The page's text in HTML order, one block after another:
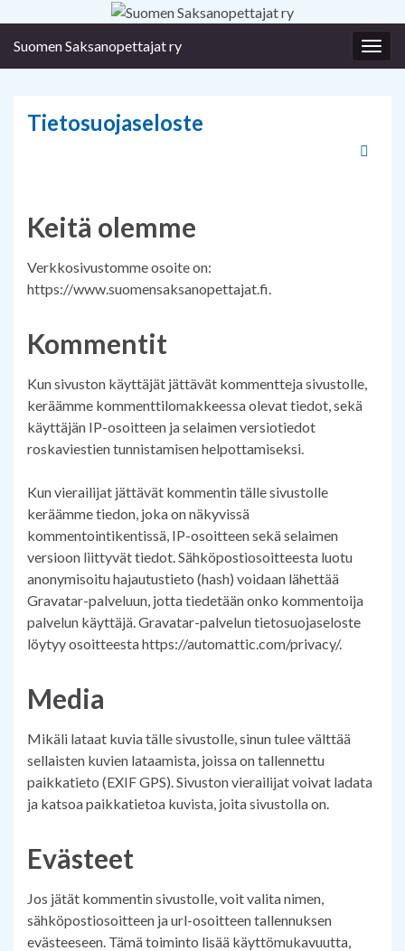
Suomen Saksanopettajat ry
Tietosuojaseloste
Keitä olemme
Verkkosivustomme osoite on:
https://www.suomensaksanopettajat.fi.
Kommentit
Kun sivuston käyttäjät jättävät kommentteja sivustolle,
keräämme kommenttilomakkeessa olevat tiedot, sekä
käyttäjän IP-osoitteen ja selaimen versiotiedot
roskaviestien tunnistamisen helpottamiseksi.
Kun vierailijat jättävät kommentin tälle sivustolle
keräämme tiedon, joka on näkyvissä
kommentointikentissä, IP-osoitteen sekä selaimen
versioon liittyvät tiedot. Sähköpostiosoitteesta luotu
anonymisoitu hajautustieto (hash) voidaan lähettää
Gravatar-palveluun, jotta tiedetään onko kommentoija
palvelun käyttäjä. Gravatar-palvelun tietosuojaseloste
löytyy osoitteesta https://automattic.com/privacy/.
Media
Mikäli lataat kuvia tälle sivustolle, sinun tulee välttää
sellaisten kuvien lataamista, joissa on tallennettu
paikkatieto (EXIF GPS). Sivuston vierailijat voivat ladata
ja katsoa paikkatietoa kuvista, joita sivustolla on.
Evästeet
Jos jätät kommentin sivustolle, voit valita nimen,
sähköpostiosoitteen ja url-osoitteen tallennuksen
evästeeseen. Tämä toiminto lisää käyttömukavuutta,